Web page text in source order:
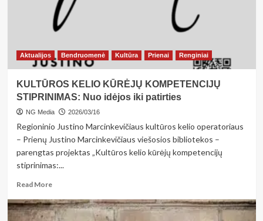
„Revuonos“
komandos
Aktualijos Bendruomenė Kultūra Prienai Renginiai
KULTŪROS KELIO KŪRĖJŲ KOMPETENCIJŲ
STIPRINIMAS: Nuo idėjos iki patirties
NG Media 2026/03/16
Regioninio Justino Marcinkevičiaus kultūros kelio operatoriaus
– Prienų Justino Marcinkevičiaus viešosios bibliotekos –
parengtas projektas „Kultūros kelio kūrėjų kompetencijų
stiprinimas:...
Read MoreRead
about
KULTŪROS